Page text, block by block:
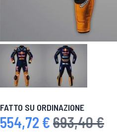
FATTO SU ORDINAZIONE
Prezzo speciale
554,72 € Prezzo predefinito
693,40 €